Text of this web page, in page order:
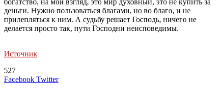
деньги. Нужно пользоваться благами, но во благо, и не
прилепляться к ним. А судьбу решает Господь, ничего не
делается просто так, пути Господни неисповедимы.
Источник
527
Facebook TwitterLinkedIn
Tumblr
Reddit
Вконтакте
Одноклассники
Skype
Messenger
Messenger
WhatsApp
Telegram
Viber
Line
Поделиться
Печатать